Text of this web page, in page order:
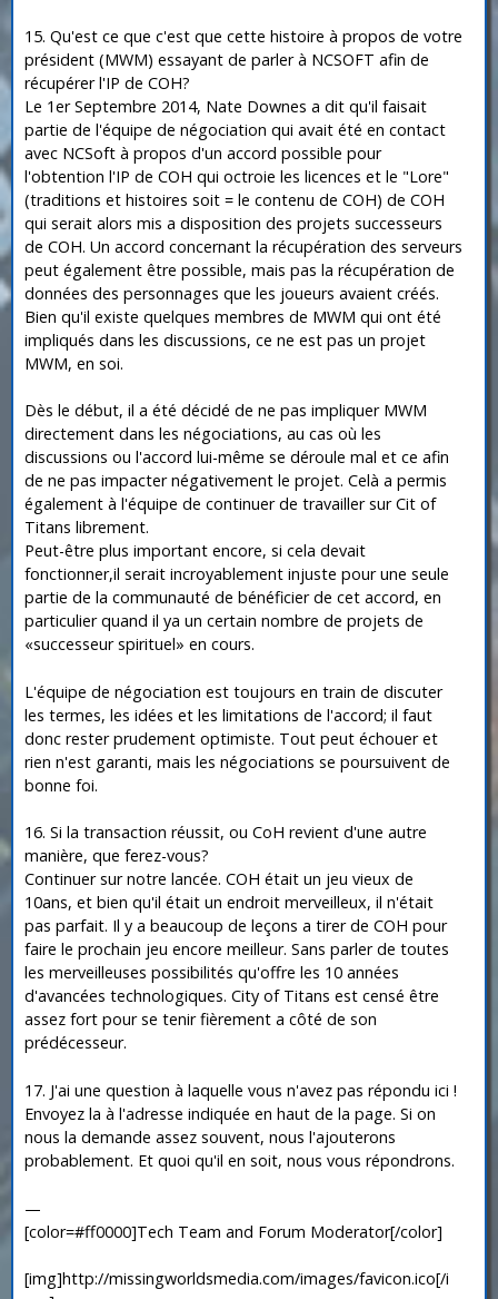
15. Qu'est ce que c'est que cette histoire à propos de votre
président (MWM) essayant de parler à NCSOFT afin de
récupérer l'IP de COH?
Le 1er Septembre 2014, Nate Downes a dit qu'il faisait
partie de l'équipe de négociation qui avait été en contact
avec NCSoft à propos d'un accord possible pour
l'obtention l'IP de COH qui octroie les licences et le "Lore"
(traditions et histoires soit = le contenu de COH) de COH
qui serait alors mis a disposition des projets successeurs
de COH. Un accord concernant la récupération des serveurs
peut également être possible, mais pas la récupération de
données des personnages que les joueurs avaient créés.
Bien qu'il existe quelques membres de MWM qui ont été
impliqués dans les discussions, ce ne est pas un projet
MWM, en soi.
Dès le début, il a été décidé de ne pas impliquer MWM
directement dans les négociations, au cas où les
discussions ou l'accord lui-même se déroule mal et ce afin
de ne pas impacter négativement le projet. Celà a permis
également à l'équipe de continuer de travailler sur Cit of
Titans librement.
Peut-être plus important encore, si cela devait
fonctionner,il serait incroyablement injuste pour une seule
partie de la communauté de bénéficier de cet accord, en
particulier quand il ya un certain nombre de projets de
«successeur spirituel» en cours.
L'équipe de négociation est toujours en train de discuter
les termes, les idées et les limitations de l'accord; il faut
donc rester prudement optimiste. Tout peut échouer et
rien n'est garanti, mais les négociations se poursuivent de
bonne foi.
16. Si la transaction réussit, ou CoH revient d'une autre
manière, que ferez-vous?
Continuer sur notre lancée. COH était un jeu vieux de
10ans, et bien qu'il était un endroit merveilleux, il n'était
pas parfait. Il y a beaucoup de leçons a tirer de COH pour
faire le prochain jeu encore meilleur. Sans parler de toutes
les merveilleuses possibilités qu'offre les 10 années
d'avancées technologiques. City of Titans est censé être
assez fort pour se tenir fièrement a côté de son
prédécesseur.
17. J'ai une question à laquelle vous n'avez pas répondu ici !
Envoyez la à l'adresse indiquée en haut de la page. Si on
nous la demande assez souvent, nous l'ajouterons
probablement. Et quoi qu'il en soit, nous vous répondrons.
—
[color=#ff0000]Tech Team and Forum Moderator[/color]
[img]http://missingworldsmedia.com/images/favicon.ico[/i